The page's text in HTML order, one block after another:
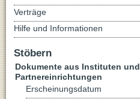
Verträge
Hilfe und Informationen
Stöbern
Dokumente aus Instituten und
Partnereinrichtungen
Erscheinungsdatum